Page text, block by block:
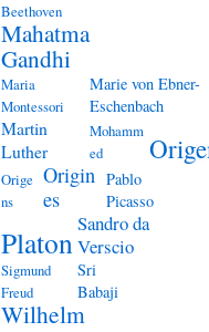
Beethoven
Mahatma
Gandhi
Maria
Montessori
Marie von Ebner-
Eschenbach
Martin
Luther
Mohamm
ed
Orige
ns
Origin
es
Pablo
Picasso
Platon
Sandro da
Verscio
Sigmund
Freud
Sri
Babaji
Wilhelm